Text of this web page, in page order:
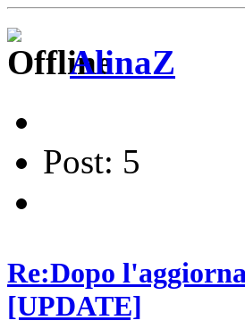
AlinaZ
Post: 5
Re:Dopo
[UPDATE]